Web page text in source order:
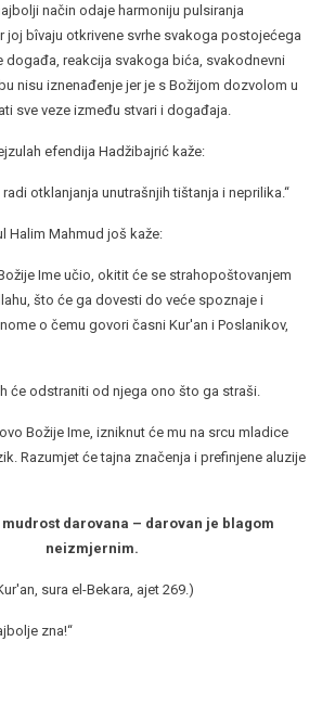
način odaje harmoniju pulsiranja
joj bîvaju otkrivene svrhe svakoga postojećega
događa, reakcija svakoga bića, svakodnevni
nisu iznenađenje jer je s Božijom dozvolom u
sve veze između stvari i događaja.
efendija Hadžibajrić kaže:
radi otklanjanja unutrašnjih tištanja i neprilika.“
Halim Mahmud još kaže:
Ime učio, okitit će se strahopoštovanjem
što će ga dovesti do veće spoznaje i
o čemu govori časni Kur'an i Poslanikov,
će odstraniti od njega ono što ga straši.
Božije Ime, izniknut će mu na srcu mladice
Razumjet će tajna značenja i prefinjene aluzije
darovana – darovan je blagom
neizmjernim.
sura el-Bekara, ajet 269.)
zna!“